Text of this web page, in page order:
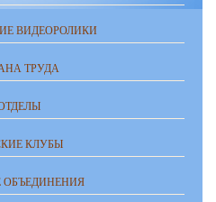
ВИДЕОРОЛИКИ
ТРУДА
КЛУБЫ
ОБЪЕДИНЕНИЯ